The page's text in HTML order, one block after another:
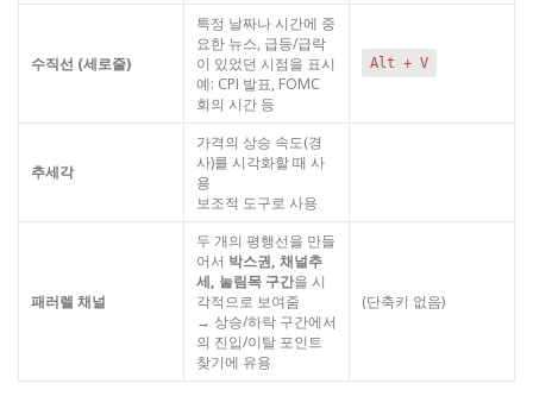
수직선 (세로줄)
특정 날짜나 시간에 중
요한 뉴스, 급등/급락
이 있었던 시점을 표시
예: CPI 발표, FOMC
회의 시간 등
Alt + V
추세각
가격의 상승 속도(경
사)를 시각화할 때 사
용
보조적 도구로 사용
패러렐 채널
두 개의 평행선을 만들
어서 박스권, 채널추
세, 눌림목 구간을 시
각적으로 보여줌
→ 상승/하락 구간에서
의 진입/이탈 포인트
찾기에 유용
(단축키 없음)